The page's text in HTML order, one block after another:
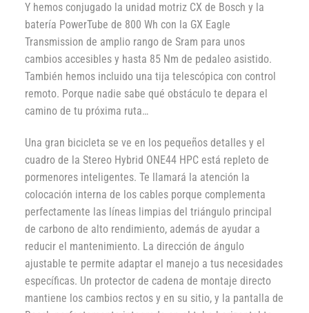
Y hemos conjugado la unidad motriz CX de Bosch y la
batería PowerTube de 800 Wh con la GX Eagle
Transmission de amplio rango de Sram para unos
cambios accesibles y hasta 85 Nm de pedaleo asistido.
También hemos incluido una tija telescópica con control
remoto. Porque nadie sabe qué obstáculo te depara el
camino de tu próxima ruta…
Una gran bicicleta se ve en los pequeños detalles y el
cuadro de la Stereo Hybrid ONE44 HPC está repleto de
pormenores inteligentes. Te llamará la atención la
colocación interna de los cables porque complementa
perfectamente las líneas limpias del triángulo principal
de carbono de alto rendimiento, además de ayudar a
reducir el mantenimiento. La dirección de ángulo
ajustable te permite adaptar el manejo a tus necesidades
específicas. Un protector de cadena de montaje directo
mantiene los cambios rectos y en su sitio, y la pantalla de